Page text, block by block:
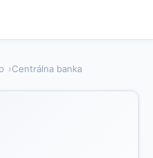
Centrálna banka